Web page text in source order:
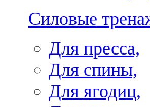
Силовые
Для пресса,
Для спины,
Для ягодиц,